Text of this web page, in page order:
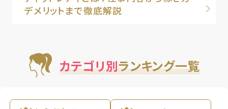
デメリットまで徹底解説
カテゴリ別ランキング一覧